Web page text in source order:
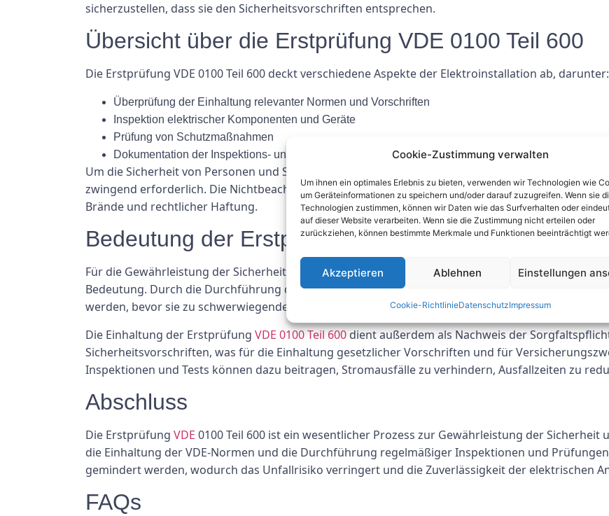
Cookie-Zustimmung verwalten
Um ihnen ein optimales Erlebnis zu bieten, verwenden wir Technologien wie
um Geräteinformationen zu speichern und/oder darauf zuzugreifen. Wenn sie
Technologien zustimmen, können wir Daten wie das Surfverhalten oder
auf dieser Website verarbeiten. Wenn sie die Zustimmung nicht erteilen oder
zurückziehen, können bestimmte Merkmale und Funktionen beeinträchtigt
Akzeptieren Ablehnen Einstellungen
Cookie-RichtlinieDatenschutzImpressum
sicherzustellen, dass sie den Sicherheitsvorschriften entsprechen.
Übersicht über die Erstprüfung VDE 0100 Teil 600
Die Erstprüfung VDE 0100 Teil 600 deckt verschiedene Aspekte der Elektroinstallation ab, darunter:
Überprüfung der Einhaltung relevanter Normen und Vorschriften
Inspektion elektrischer Komponenten und Geräte
Prüfung von Schutzmaßnahmen
Dokumentation der Inspektions- und Testergebnisse
Um die Sicherheit von Personen und Sachwerten zu gewährleisten, ist die Erstprüfung von
zwingend erforderlich. Die Nichtbeachtung dieser Vorschriften kann schwerwiegende Folgen
Brände und rechtlicher Haftung.
Bedeutung der Erstprüfung VDE 0100 Teil 600
Für die Gewährleistung der Sicherheit und Zuverlässigkeit elektrischer Anlagen ist die Erstprüfung
Bedeutung. Durch die Durchführung der Erstprüfung nach VDE-Standards können potenzielle
werden, bevor sie zu schwerwiegenden Vorfällen führen.
Die Einhaltung der Erstprüfung VDE 0100 Teil 600dient außerdem als Nachweis der
Sicherheitsvorschriften, was für die Einhaltung gesetzlicher Vorschriften und für
Inspektionen und Tests können dazu beitragen, Stromausfälle zu verhindern, Ausfallzeiten zu
Abschluss
Die Erstprüfung VDE 0100 Teil 600 ist ein wesentlicher Prozess zur Gewährleistung der
die Einhaltung der VDE-Normen und die Durchführung regelmäßiger Inspektionen und
gemindert werden, wodurch das Unfallrisiko verringert und die Zuverlässigkeit der elektrischen
FAQs